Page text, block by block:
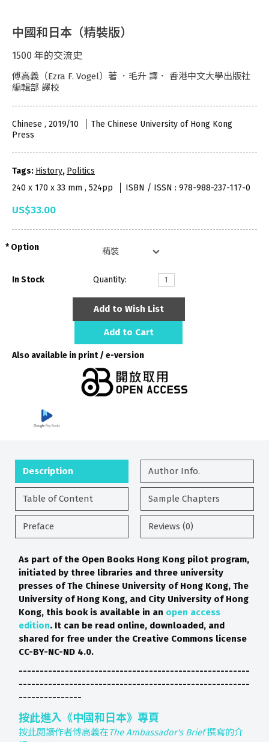
中國和日本（精裝版）
1500 年的交流史
傅高義（Ezra F. Vogel）著 ．毛升 譯． 香港中文大學出版社
編輯部 譯校
Chinese , 2019/10
The Chinese University of Hong Kong
Press
Tags: History, Politics
240 x 170 x 33 mm , 524pp
ISBN / ISSN : 978-988-237-117-0
US$33.00
Option
In Stock Quantity:
Add to Wish List
Add to Cart
Also available in print / e-version
Description Author Info.
Table of Content Sample Chapters
Preface Reviews (0)
As part of the Open Books Hong Kong pilot program,
initiated by three libraries and three university
presses of The Chinese University of Hong Kong, The
University of Hong Kong, and City University of Hong
Kong, this book is available in an open access
edition. It can be read online, downloaded, and
shared for free under the Creative Commons license
CC-BY-NC-ND 4.0.
-------------------------------------------------------
-------------------------------------------------------
---------------
按此進入《中國和日本》專頁
按此閲讀作者傅高義在The Ambassador's Brief撰寫的介